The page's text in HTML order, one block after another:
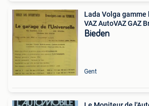
Lada Volga gamme
VAZ AutoVAZ GAZ
Bieden
Gent